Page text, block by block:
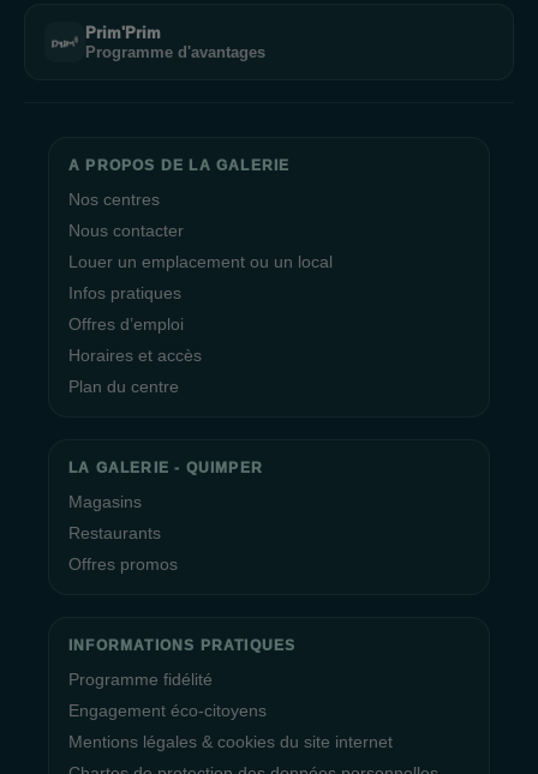
Prim'Prim
Programme d'avantages
A PROPOS DE LA GALERIE
Nos centres
Nous contacter
Louer un emplacement ou un local
Infos pratiques
Offres d’emploi
Horaires et accès
Plan du centre
LA GALERIE - QUIMPER
Magasins
Restaurants
Offres promos
INFORMATIONS PRATIQUES
Programme fidélité
Engagement éco-citoyens
Mentions légales & cookies du site internet